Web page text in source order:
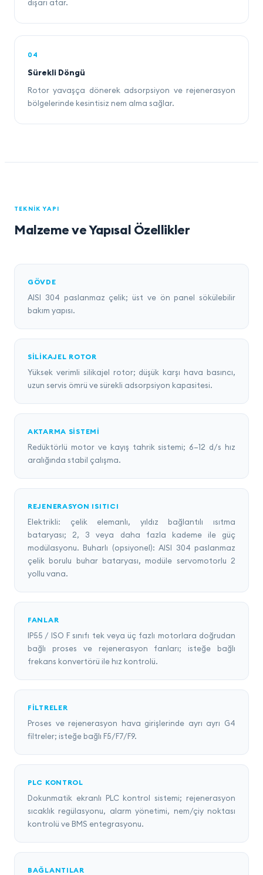
dışarı atar.
04
Sürekli Döngü
Rotor yavaşça dönerek adsorpsiyon ve rejenerasyon
bölgelerinde kesintisiz nem alma sağlar.
TEKNIK YAPI
Malzeme ve Yapısal Özellikler
GÖVDE
AISI 304 paslanmaz çelik; üst ve ön panel sökülebilir
bakım yapısı.
SILIKAJEL ROTOR
Yüksek verimli silikajel rotor; düşük karşı hava basıncı,
uzun servis ömrü ve sürekli adsorpsiyon kapasitesi.
AKTARMA SISTEMI
Redüktörlü motor ve kayış tahrik sistemi; 6–12 d/s hız
aralığında stabil çalışma.
REJENERASYON ISITICI
Elektrikli: çelik elemanlı, yıldız bağlantılı ısıtma
bataryası; 2, 3 veya daha fazla kademe ile güç
modülasyonu. Buharlı (opsiyonel): AISI 304 paslanmaz
çelik borulu buhar bataryası, modüle servomotorlu 2
yollu vana.
FANLAR
IP55 / ISO F sınıfı tek veya üç fazlı motorlara doğrudan
bağlı proses ve rejenerasyon fanları; isteğe bağlı
frekans konvertörü ile hız kontrolü.
FILTRELER
Proses ve rejenerasyon hava girişlerinde ayrı ayrı G4
filtreler; isteğe bağlı F5/F7/F9.
PLC KONTROL
Dokunmatik ekranlı PLC kontrol sistemi; rejenerasyon
sıcaklık regülasyonu, alarm yönetimi, nem/çiy noktası
kontrolü ve BMS entegrasyonu.
BAĞLANTILAR